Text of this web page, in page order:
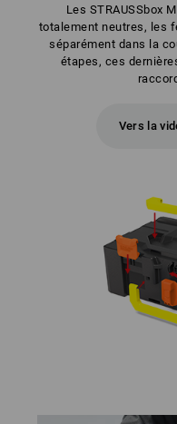
Les STRAUSSbox
totalement neutres, les
séparément dans la
étapes, ces
Vers la